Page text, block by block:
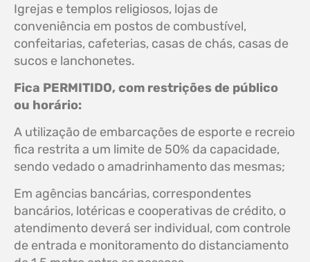
Igrejas e templos religiosos, lojas de
conveniência em postos de combustível,
confeitarias, cafeterias, casas de chás, casas de
sucos e lanchonetes.
Fica PERMITIDO, com restrições de público
ou horário:
A utilização de embarcações de esporte e recreio
fica restrita a um limite de 50% da capacidade,
sendo vedado o amadrinhamento das mesmas;
Em agências bancárias, correspondentes
bancários, lotéricas e cooperativas de crédito, o
atendimento deverá ser individual, com controle
de entrada e monitoramento do distanciamento